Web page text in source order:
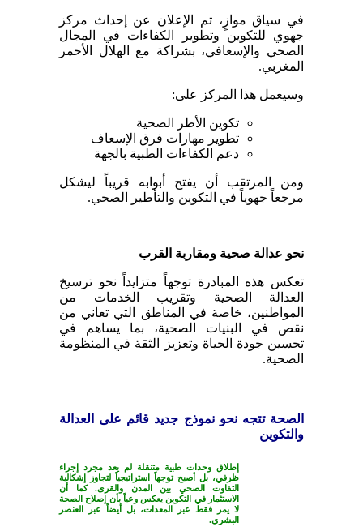
في سياق موازٍ، تم الإعلان عن إحداث مركز
جهوي للتكوين وتطوير الكفاءات في المجال
الصحي والإسعافي، بشراكة مع الهلال الأحمر
المغربي.
وسيعمل هذا المركز على:
تكوين الأطر الصحية
تطوير مهارات فرق الإسعاف
دعم الكفاءات الطبية بالجهة
ومن المرتقب أن يفتح أبوابه قريباً ليشكل
مرجعاً جهوياً في التكوين والتأطير الصحي.
نحو عدالة صحية ومقاربة القرب
تعكس هذه المبادرة توجهاً متزايداً نحو ترسيخ
العدالة الصحية وتقريب الخدمات من
المواطنين، خاصة في المناطق التي تعاني من
نقص في البنيات الصحية، بما يساهم في
تحسين جودة الحياة وتعزيز الثقة في المنظومة
الصحية.
الصحة تتجه نحو نموذج جديد قائم على العدالة
والتكوين
إطلاق وحدات طبية متنقلة لم يعد مجرد إجراء
ظرفي، بل أصبح توجهاً استراتيجياً لتجاوز إشكالية
التفاوت الصحي بين المدن والقرى. كما أن
الاستثمار في التكوين يعكس وعياً بأن إصلاح الصحة
لا يمر فقط عبر المعدات، بل أيضاً عبر العنصر
البشري.